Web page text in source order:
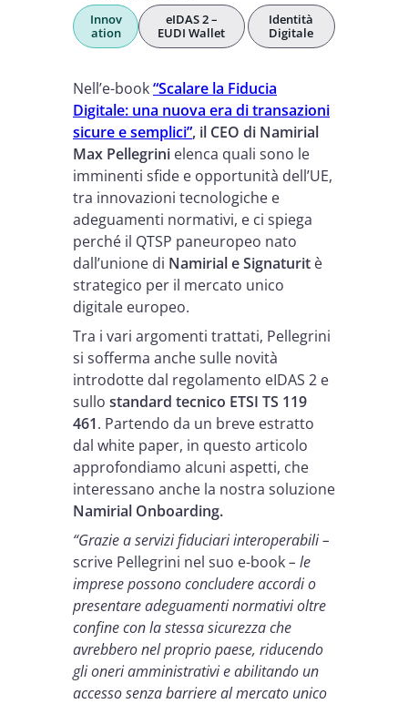
Innov
ation
eIDAS 2 –
EUDI Wallet
Identità
Digitale
Nell’e-book“Scalare la Fiducia
Digitale: una nuova era di transazioni
sicure e semplici”, il CEO di Namirial
Max Pellegrini elenca quali sono le
imminenti sfide e opportunità dell’UE,
tra innovazioni tecnologiche e
adeguamenti normativi, e ci spiega
perché il QTSP paneuropeo nato
dall’unione di Namirial e Signaturit è
strategico per il mercato unico
digitale europeo.
Tra i vari argomenti trattati, Pellegrini
si sofferma anche sulle novità
introdotte dal regolamento eIDAS 2 e
sullo standard tecnico ETSI TS 119
461. Partendo da un breve estratto
dal white paper, in questo articolo
approfondiamo alcuni aspetti, che
interessano anche la nostra soluzione
Namirial Onboarding.
“Grazie a servizi fiduciari interoperabili –
scrive Pellegrini nel suo e-book– le
imprese possono concludere accordi o
presentare adeguamenti normativi oltre
confine con la stessa sicurezza che
avrebbero nel proprio paese, riducendo
gli oneri amministrativi e abilitando un
accesso senza barriere al mercato unico